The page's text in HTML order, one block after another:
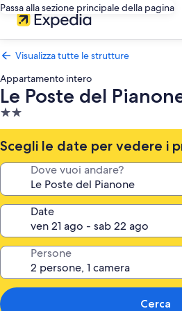
Passa alla sezione principale della pagina
Visualizza tutte le strutture
Appartamento intero
Le Poste del
Struttura
a
2.0
stelle
Scegli le date per vedere i
Dove vuoi andare?
Date
Persone
Cerca